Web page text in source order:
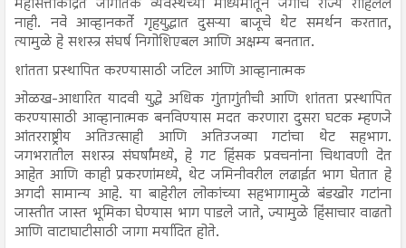
नाही. नवे आव्हानकर्ते गृहयुद्धात दुसऱ्या बाजूचे थेट समर्थन करतात,
त्यामुळे हे सशस्त्र संघर्ष निगोशिएबल आणि अक्षम्य बनतात.
शांतता प्रस्थापित करण्यासाठी जटिल आणि आव्हानात्मक
ओळख-आधारित यादवी युद्धे अधिक गुंतागुंतीची आणि शांतता प्रस्थापित
करण्यासाठी आव्हानात्मक बनविण्यास मदत करणारा दुसरा घटक म्हणजे
आंतरराष्ट्रीय अतिउत्साही आणि अतिउजव्या गटांचा थेट सहभाग.
जगभरातील सशस्त्र संघर्षांमध्ये, हे गट हिंसक प्रवचनांना चिथावणी देत
आहेत आणि काही प्रकरणांमध्ये, थेट जमिनीवरील लढाईत भाग घेतात हे
अगदी सामान्य आहे. या बाहेरील लोकांच्या सहभागामुळे बंडखोर गटांना
जास्तीत जास्त भूमिका घेण्यास भाग पाडले जाते, ज्यामुळे हिंसाचार वाढतो
आणि वाटाघाटीसाठी जागा मर्यादित होते.